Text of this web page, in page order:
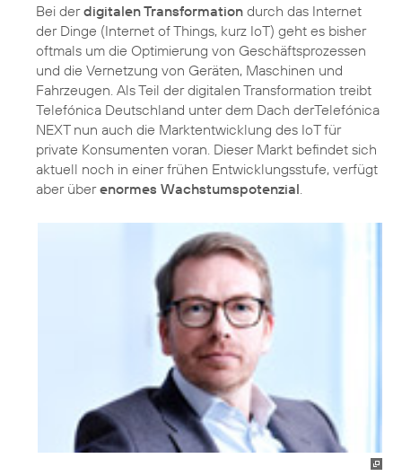
Bei derdigitalen Transformation durch das Internet
der Dinge (Internet of Things, kurz IoT) geht es bisher
oftmals um die Optimierung von Geschäftsprozessen
und die Vernetzung von Geräten, Maschinen und
Fahrzeugen. Als Teil der digitalen Transformation treibt
Telefónica Deutschland unter dem Dach derTelefónica
NEXT nun auch die Marktentwicklung des IoT für
private Konsumenten voran. Dieser Markt befindet sich
aktuell noch in einer frühen Entwicklungsstufe, verfügt
aber überenormes Wachstumspotenzial